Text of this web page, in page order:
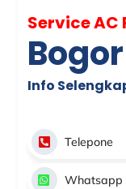
Service AC
Bogor
Info
Telepone
Whatsapp